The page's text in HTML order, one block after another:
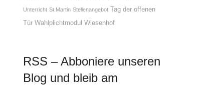
Unterricht St.Martin Stellenangebot Tag der offenen
Tür Wahlplichtmodul Wiesenhof
RSS – Abboniere unseren
Blog und bleib am